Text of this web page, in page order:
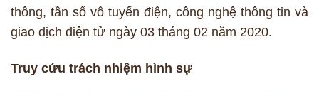
thông, tần số vô tuyến điện, công nghệ thông tin và
giao dịch điện tử ngày 03 tháng 02 năm 2020.
Truy cứu trách nhiệm hình sự